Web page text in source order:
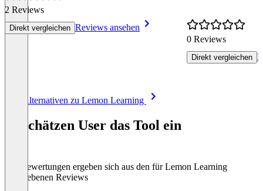
2 Reviews
Direkt vergleichen Reviews ansehen
0 Reviews
Direkt vergleichen
Alle Alternativen zu Lemon Learning
So schätzen User das Tool ein
Die Bewertungen ergeben sich aus den für Lemon Learning
abgegebenen Reviews